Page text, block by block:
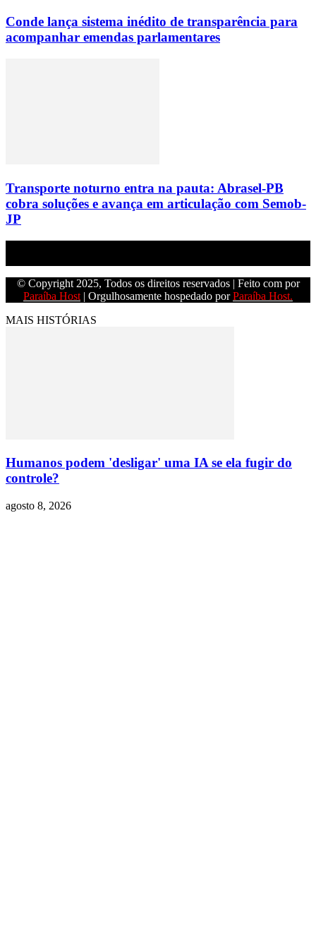
Conde lança sistema inédito de transparência para
acompanhar emendas parlamentares
Transporte noturno entra na pauta: Abrasel-PB
cobra soluções e avança em articulação com Semob-
JP
© Copyright 2025, Todos os direitos reservados | Feito com por
Paraíba Host | Orgulhosamente hospedado porParaíba Host.
MAIS HISTÓRIAS
Humanos podem 'desligar' uma IA se ela fugir do
controle?
agosto 8, 2026